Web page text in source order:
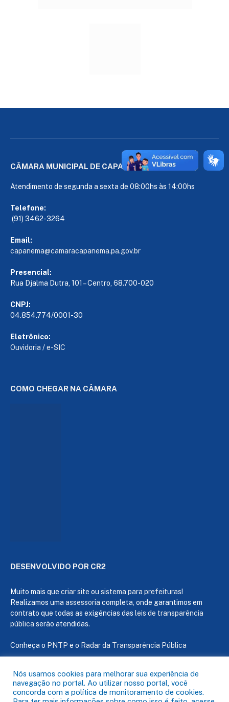
CÂMARA MUNICIPAL DE CAPANEMA
Atendimento de segunda a sexta de 08:00hs às 14:00hs
Telefone:
(91) 3462-3264
Email:
capanema@camaracapanema.pa.gov.br
Presencial:
Rua Djalma Dutra, 101 – Centro, 68.700-020
CNPJ:
04.854.774/0001-30
Eletrônico:
Ouvidoria /e-SIC
COMO CHEGAR NA CÂMARA
DESENVOLVIDO POR CR2
Muito mais que criar site ou sistema para prefeituras!
Realizamos uma assessoria completa, onde garantimos em
contrato que todas as exigências das leis de transparência
pública serão atendidas.
Conheça o PNTP e o Radar da Transparência Pública
Todos os direitos reservados a Câmara de Capanema
Nós usamos cookies para melhorar sua experiência de
navegação no portal. Ao utilizar nosso portal, você
concorda com a política de monitoramento de cookies.